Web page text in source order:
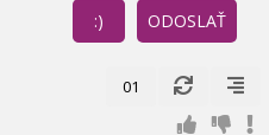
ODOSLAŤ
:)
01